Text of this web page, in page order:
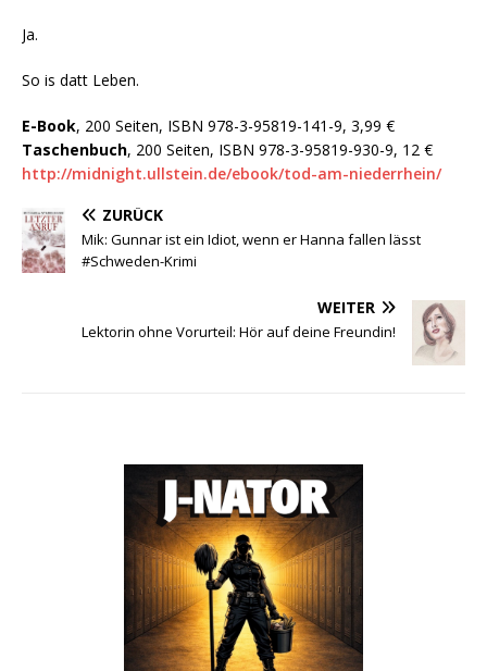
Ja.
So is datt Leben.
E-Book, 200 Seiten, ISBN 978-3-95819-141-9, 3,99 €
Taschenbuch, 200 Seiten, ISBN 978-3-95819-930-9, 12 €
http://midnight.ullstein.de/ebook/tod-am-niederrhein/
ZURÜCK
Mik: Gunnar ist ein Idiot, wenn er Hanna fallen lässt
#Schweden-Krimi
WEITER
Lektorin ohne Vorurteil: Hör auf deine Freundin!